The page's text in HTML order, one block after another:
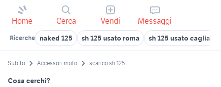
Home Cerca Vendi Messaggi
Ricerche naked 125 sh 125 usato roma sh 125 usato cagliari
Subito Accessori moto scarico sh 125
Cosa cerchi?